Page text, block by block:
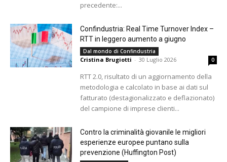
precedente:...
Confindustria: Real Time Turnover Index –
RTT in leggero aumento a giugno
Dal mondo di Confindustria
Cristina Brugiotti - 30 Luglio 2026 0
RTT 2.0, risultato di un aggiornamento della
metodologia e calcolato in base ai dati sul
fatturato (destagionalizzato e deflazionato)
del campione di imprese clienti...
Contro la criminalità giovanile le migliori
esperienze europee puntano sulla
prevenzione (Huffington Post)